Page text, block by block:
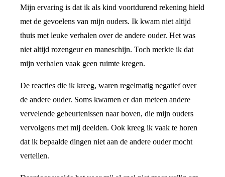
Mijn ervaring is dat ik als kind voortdurend rekening hield
met de gevoelens van mijn ouders. Ik kwam niet altijd
thuis met leuke verhalen over de andere ouder. Het was
niet altijd rozengeur en maneschijn. Toch merkte ik dat
mijn verhalen vaak geen ruimte kregen.
De reacties die ik kreeg, waren regelmatig negatief over
de andere ouder. Soms kwamen er dan meteen andere
vervelende gebeurtenissen naar boven, die mijn ouders
vervolgens met mij deelden. Ook kreeg ik vaak te horen
dat ik bepaalde dingen niet aan de andere ouder mocht
vertellen.